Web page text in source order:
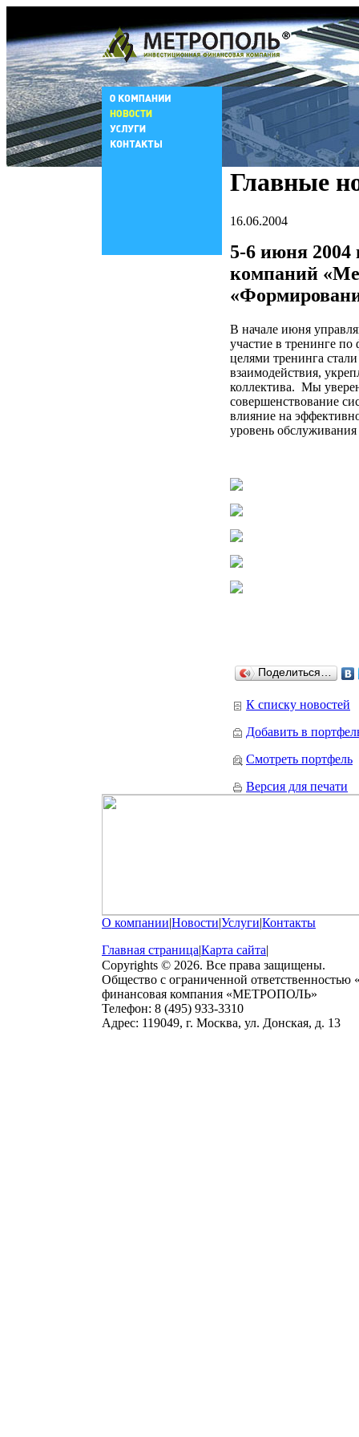
Главные
16.06.2004
5-6 июня 2004
компаний
В начале июня
участие в тренинге
целями тренинга
взаимодействия,
коллектива. Мы
совершенствование
влияние на
уровень
Поделиться…
К списку новостей
Добавить в
Смотреть портфель
Версия для печати
О компании|Новости|Услуги|Контакты
Главная страница|Карта сайта|
Copyrights © 2026. Все права защищены.
Общество с ограниченной ответственностью
финансовая компания «МЕТРОПОЛЬ»
Телефон: 8 (495) 933-3310
Адрес: 119049, г. Москва, ул. Донская, д. 13